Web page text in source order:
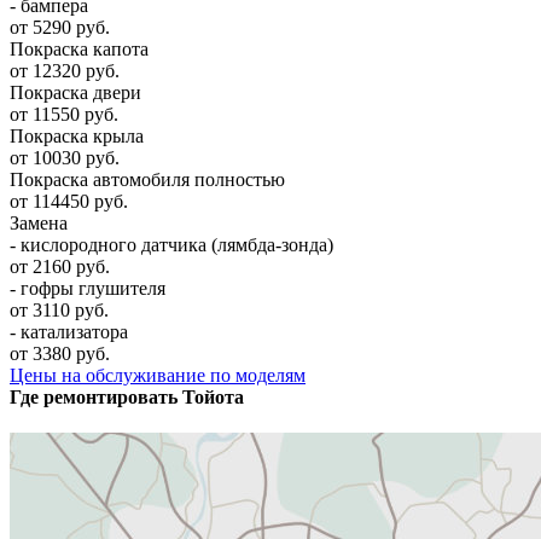
- бампера
от 5290 руб.
Покраска капота
от 12320 руб.
Покраска двери
от 11550 руб.
Покраска крыла
от 10030 руб.
Покраска автомобиля полностью
от 114450 руб.
Замена
- кислородного датчика (лямбда-зонда)
от 2160 руб.
- гофры глушителя
от 3110 руб.
- катализатора
от 3380 руб.
Цены на обслуживание по моделям
Где ремонтировать Тойота